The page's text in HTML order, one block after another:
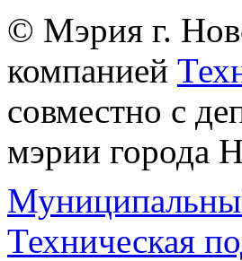
© Мэрия г.
компанией
совместно с
мэрии города
Техническая